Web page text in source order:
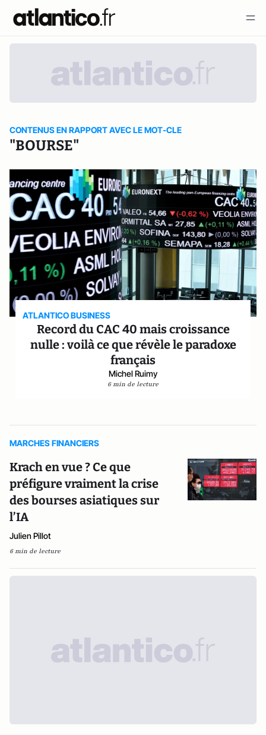
CONTENUS EN RAPPORT AVEC LE MOT-CLE
"BOURSE"
ATLANTICO BUSINESS
Record du CAC 40 mais croissance
nulle : voilà ce que révèle le paradoxe
français
Michel Ruimy
6 min de lecture
MARCHES FINANCIERS
Krach en vue ? Ce que
préfigure vraiment la crise
des bourses asiatiques sur
l’IA
Julien Pillot
6 min de lecture